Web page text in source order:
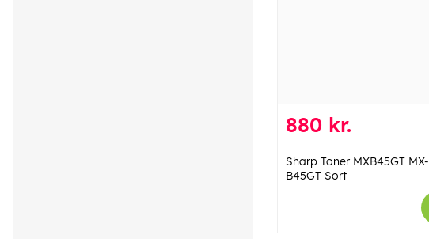
880 kr.
Sharp Toner MXB45GT MX-
B45GT Sort